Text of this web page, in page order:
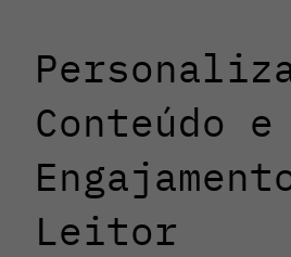
Conteúdo e
Leitor